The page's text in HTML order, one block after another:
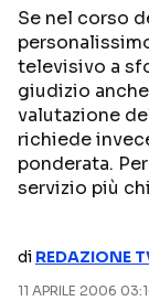
PERSONAGGI
Streaming
NETFLIX
AMAZON
Se nel corso
televisivo a
giudizio
valutazione
richiede
ponderata.
servizio più
di REDAZIONE
11 APRILE 2006